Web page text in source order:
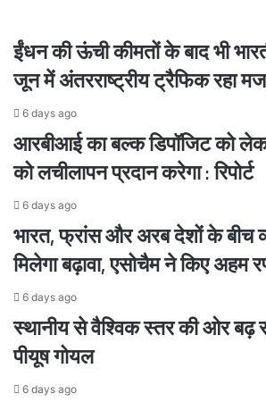
जनसभा
दौरान
आक्रोश
ईंधन की ऊंची कीमतों के बाद भी
जून में अंतरराष्ट्रीय ट्रैफिक रहा
6 days ago
आरबीआई का बल्क डिपॉजिट को
को लचीलापन प्रदान करेगा : रिपोर्ट
6 days ago
भारत, फ्रांस और अरब देशों के बीच
मिलेगा बढ़ावा, एसोचैम ने किए अहम
6 days ago
स्थानीय से वैश्विक स्तर की ओर बढ़
पीयूष गोयल
6 days ago